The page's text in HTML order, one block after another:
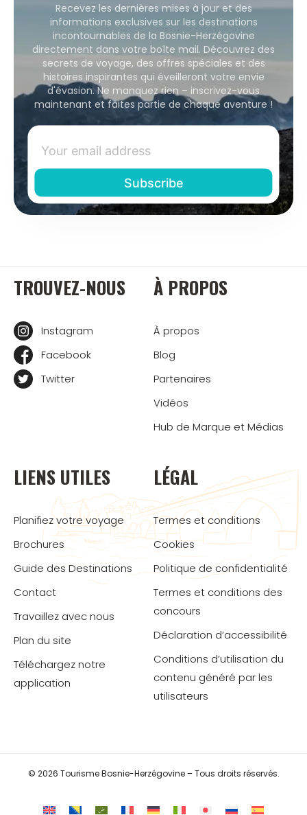
Recevez les dernières mises à jour et des
informations exclusives sur les destinations
incontournables de la Bosnie-Herzégovine
directement dans votre boîte mail. Découvrez des
secrets de voyage, des offres spéciales et des
histoires inspirantes qui éveilleront votre envie
d'évasion. Ne manquez rien – inscrivez-vous
maintenant et faites partie de chaque aventure !
TROUVEZ-NOUS
Instagram
Facebook
Twitter
À PROPOS
À propos
Blog
Partenaires
Vidéos
Hub de Marque et Médias
LIENS UTILES
Planifiez votre voyage
Brochures
Guide des Destinations
Contact
Travaillez avec nous
Plan du site
Téléchargez notre
application
LÉGAL
Termes et conditions
Cookies
Politique de confidentialité
Termes et conditions des
concours
Déclaration d’accessibilité
Conditions d’utilisation du
contenu généré par les
utilisateurs
© 2026 Tourisme Bosnie-Herzégovine – Tous droits réservés.